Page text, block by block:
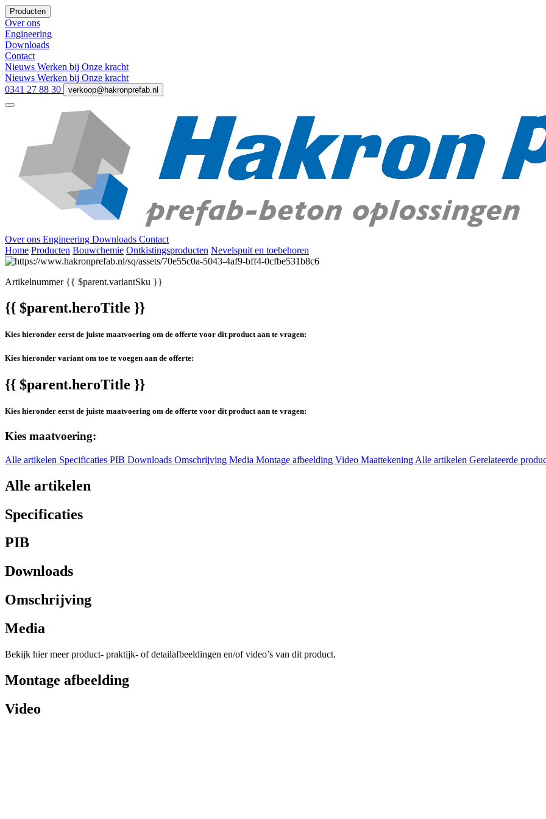
Producten
Over ons
Engineering
Downloads
Contact
Nieuws Werken bij Onze kracht
Nieuws Werken bij Onze kracht
0341 27 88 30
verkoop@hakronprefab.nl
Over ons Engineering Downloads Contact
Home Producten Bouwchemie Ontkistingsproducten Nevelspuit en toebehoren
Artikelnummer{{ $parent.variantSku }}
{{ $parent.heroTitle }}
Kies hieronder eerst de juiste maatvoering om de offerte voor dit product aan te vragen:
Kies hieronder variant om toe te voegen aan de offerte:
{{ $parent.heroTitle }}
Kies hieronder eerst de juiste maatvoering om de offerte voor dit product aan te vragen:
Kies maatvoering:
Alle artikelen Specificaties PIB Downloads Omschrijving Media Montage afbeelding Video Maattekening Alle artikelen Gerelateerde
Alle artikelen
Specificaties
PIB
Downloads
Omschrijving
Media
Bekijk hier meer product- praktijk- of detailafbeeldingen en/of video’s van dit product.
Montage afbeelding
Video